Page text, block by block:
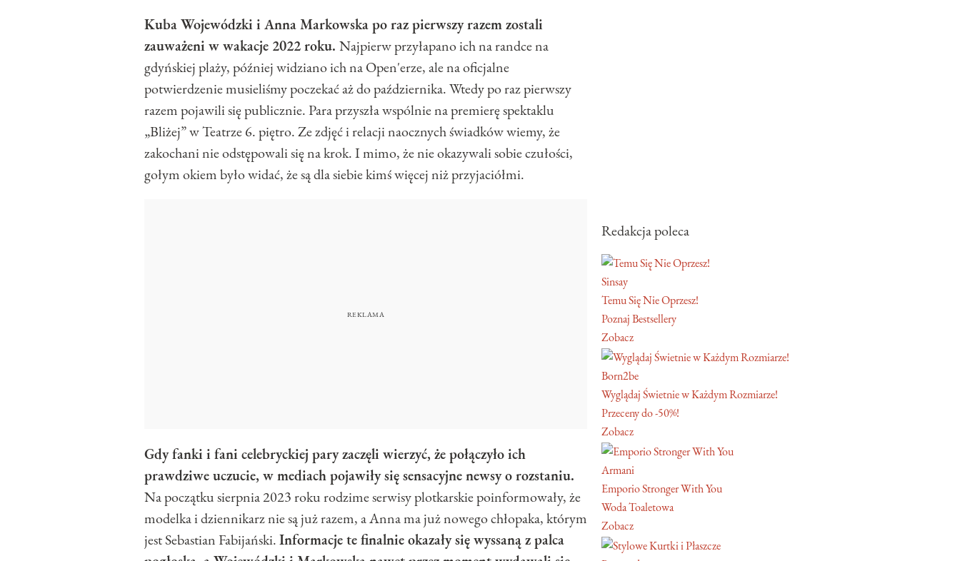
Kuba Wojewódzki i Anna Markowska po raz pierwszy razem zostali
zauważeni w wakacje 2022 roku. Najpierw przyłapano ich na randce na
gdyńskiej plaży, później widziano ich na Open'erze, ale na oficjalne
potwierdzenie musieliśmy poczekać aż do października. Wtedy po raz pierwszy
razem pojawili się publicznie. Para przyszła wspólnie na premierę spektaklu
„Bliżej” w Teatrze 6. piętro. Ze zdjęć i relacji naocznych świadków wiemy, że
zakochani nie odstępowali się na krok. I mimo, że nie okazywali sobie czułości,
gołym okiem było widać, że są dla siebie kimś więcej niż przyjaciółmi.
Gdy fanki i fani celebryckiej pary zaczęli wierzyć, że połączyło ich
prawdziwe uczucie, w mediach pojawiły się sensacyjne newsy o rozstaniu.
Na początku sierpnia 2023 roku rodzime serwisy plotkarskie poinformowały, że
modelka i dziennikarz nie są już razem, a Anna ma już nowego chłopaka, którym
jest Sebastian Fabijański.Informacje te finalnie okazały się wyssaną z palca
Redakcja poleca
Sinsay
Temu Się Nie Oprzesz!
Poznaj Bestsellery
Zobacz
Born2be
Wyglądaj Świetnie w Każdym Rozmiarze!
Przeceny do -50%!
Zobacz
Armani
Emporio Stronger With You
Woda Toaletowa
Zobacz